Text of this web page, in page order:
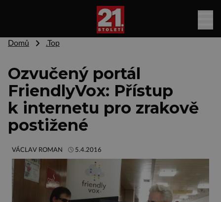
Domů .Top
Ozvučený portál
FriendlyVox: Přístup
k internetu pro zrakově
postižené
VÁCLAV ROMAN 5.4.2016